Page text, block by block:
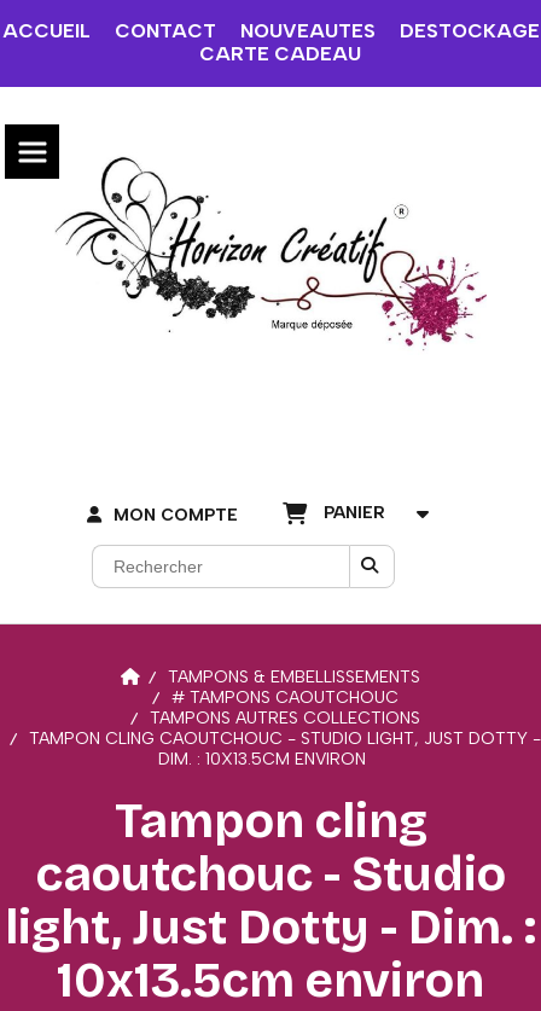
ACCUEIL CONTACT NOUVEAUTES
DESTOCKAGE
CARTE CADEAU
MON COMPTE PANIER
TAMPONS & EMBELLISSEMENTS
# TAMPONS CAOUTCHOUC
TAMPONS AUTRES COLLECTIONS
TAMPON CLING CAOUTCHOUC - STUDIO LIGHT, JUST DOTTY -
DIM. : 10X13.5CM ENVIRON
Tampon cling
caoutchouc - Studio
light, Just Dotty - Dim. :
10x13.5cm environ